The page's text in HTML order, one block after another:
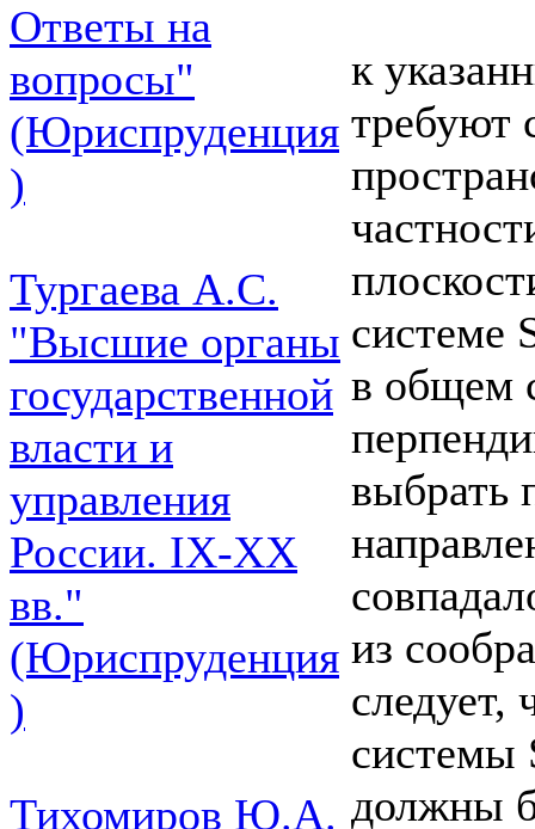
Ответы на
вопросы"
(Юриспруденция
)
Тургаева А.С.
"Высшие органы
государственной
власти и
управления
России. IХ-ХХ
вв."
(Юриспруденция
)
Тихомиров Ю.А.
к
требуют
системе
в общем
выбрать
из
следует,
системы
должны